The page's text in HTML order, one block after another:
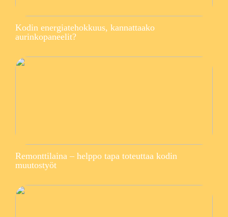
Kodin energiatehokkuus, kannattaako
aurinkopaneelit?
Remonttilaina – helppo tapa toteuttaa kodin
muutostyöt